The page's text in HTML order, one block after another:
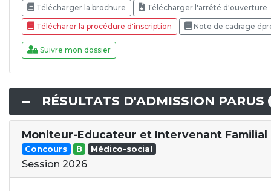
Télécharger la brochure Télécharger l'arrêté d'ouverture
Télécharer la procédure d'inscription Note de cadrage
Suivre mon dossier
RÉSULTATS D'ADMISSION PARUS
Moniteur-Educateur et Intervenant Familial
Concours B Médico-social
Session 2026